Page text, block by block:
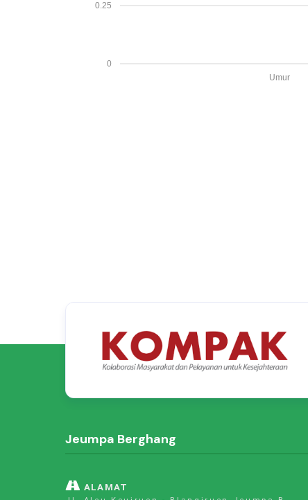
0
0.25
Umur
Jeumpa Berghang
ALAMAT